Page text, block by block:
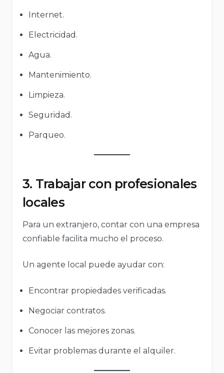
Internet.
Electricidad.
Agua.
Mantenimiento.
Limpieza.
Seguridad.
Parqueo.
3. Trabajar con profesionales
locales
Para un extranjero, contar con una empresa
confiable facilita mucho el proceso.
Un agente local puede ayudar con:
Encontrar propiedades verificadas.
Negociar contratos.
Conocer las mejores zonas.
Evitar problemas durante el alquiler.